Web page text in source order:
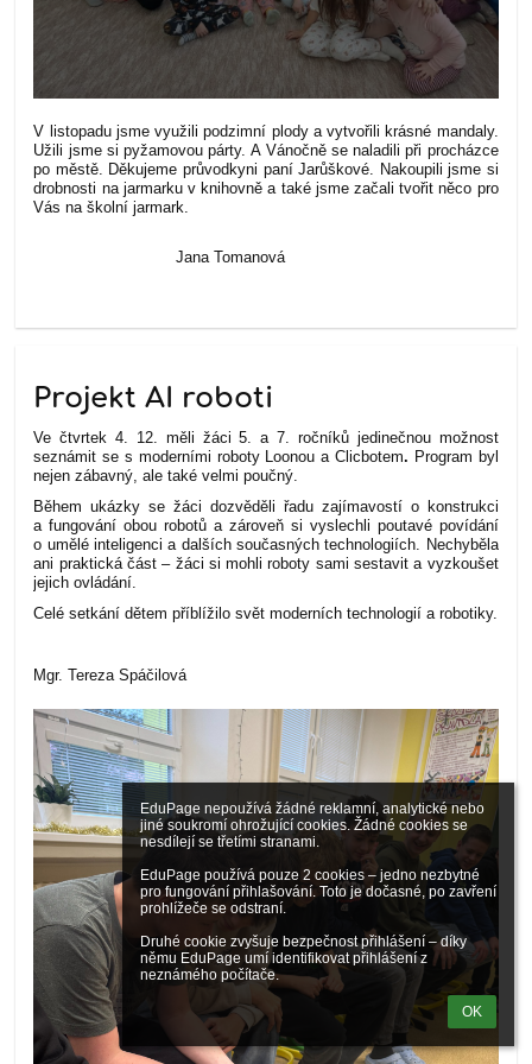
EduPage nepoužívá žádné reklamní, analytické nebo
jiné soukromí ohrožující cookies. Žádné cookies se
nesdílejí se třetími stranami.
EduPage používá pouze 2 cookies – jedno nezbytné
pro fungování přihlašování. Toto je dočasné, po zavření
prohlížeče se odstraní.
Druhé cookie zvyšuje bezpečnost přihlášení – díky
němu EduPage umí identifikovat přihlášení z
neznámého počítače.
OK
V listopadu jsme využili podzimní plody a vytvořili krásné mandaly.
Užili jsme si pyžamovou párty. A Vánočně se naladili při procházce
po městě. Děkujeme průvodkyni paní Jarůškové. Nakoupili jsme si
drobnosti na jarmarku v knihovně a také jsme začali tvořit něco pro
Vás na školní jarmark.
Jana Tomanová
Projekt AI roboti
Ve čtvrtek 4. 12. měli žáci 5. a 7. ročníků jedinečnou možnost
seznámit se s moderními roboty Loonou a Clicbotem. Program byl
nejen zábavný, ale také velmi poučný.
Během ukázky se žáci dozvěděli řadu zajímavostí o konstrukci
a fungování obou robotů a zároveň si vyslechli poutavé povídání
o umělé inteligenci a dalších současných technologiích. Nechyběla
ani praktická část – žáci si mohli roboty sami sestavit a vyzkoušet
jejich ovládání.
Celé setkání dětem příblížilo svět moderních technologií a robotiky.
Mgr. Tereza Spáčilová